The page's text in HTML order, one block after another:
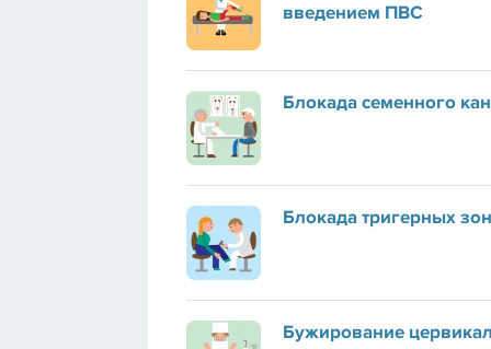
введением ПВС
Блокада семенного
Блокада тригерных зон
Бужирование